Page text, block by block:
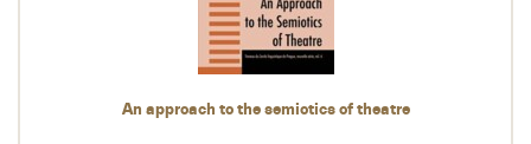
An approach to the semiotics of theatre